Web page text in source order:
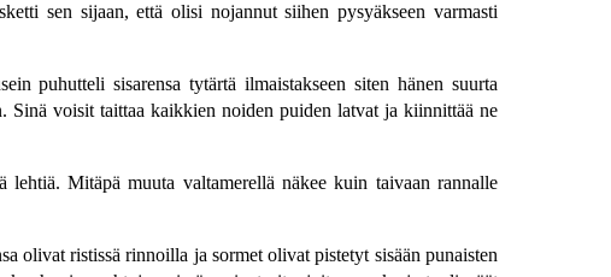
sen sijaan, että olisi nojannut siihen pysyäkseen varmasti
puhutteli sisarensa tytärtä ilmaistakseen siten hänen suurta
Sinä voisit taittaa kaikkien noiden puiden latvat ja kiinnittää ne
Mitäpä muuta valtamerellä näkee kuin taivaan rannalle
olivat ristissä rinnoilla ja sormet olivat pistetyt sisään punaisten